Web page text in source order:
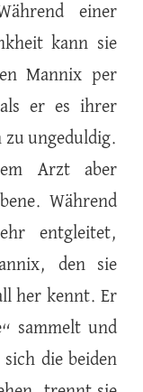
einer
kann sie
Mannix per
er es ihrer
zu ungeduldig.
Arzt aber
Während
entgleitet,
den sie
her kennt. Er
sammelt und
die beiden